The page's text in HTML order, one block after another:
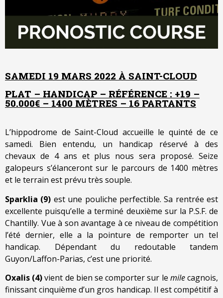
SAMEDI 19 MARS 2022 À SAINT-CLOUD
PLAT – HANDICAP – RÉFÉRENCE : +19 –
50.000€ – 1400 MÈTRES – 16 PARTANTS
L’hippodrome de Saint-Cloud accueille le quinté de ce
samedi. Bien entendu, un handicap réservé à des
chevaux de 4 ans et plus nous sera proposé. Seize
galopeurs s’élanceront sur le parcours de 1400 mètres
et le terrain est prévu très souple.
Sparklia (9) est une pouliche perfectible. Sa rentrée est
excellente puisqu’elle a terminé deuxième sur la P.S.F. de
Chantilly. Vue à son avantage à ce niveau de compétition
l’été dernier, elle a la pointure de remporter un tel
handicap. Dépendant du redoutable tandem
Guyon/Laffon-Parias, c’est une priorité.
Oxalis (4)vient de bien se comporter sur le milecagnois,
finissant cinquième d’un gros handicap. Il est compétitif à